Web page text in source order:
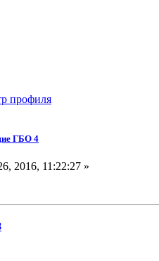
ГБО 4
2016, 11:22:27 »